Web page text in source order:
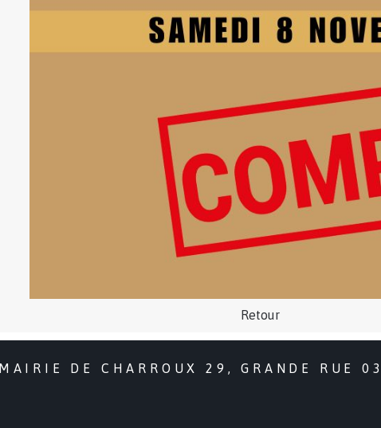
Retour
MAIRIE DE CHARROUX 29, GRANDE RUE